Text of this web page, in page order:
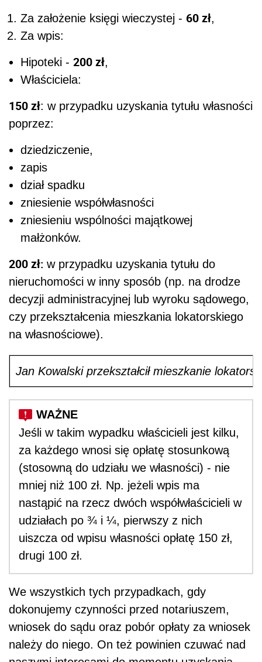
Za założenie księgi wieczystej - 60 zł,
Za wpis:
Hipoteki - 200 zł,
Właściciela:
150 zł: w przypadku uzyskania tytułu własności
poprzez:
dziedziczenie,
zapis
dział spadku
zniesienie współwłasności
zniesieniu wspólności majątkowej
małżonków.
200 zł: w przypadku uzyskania tytułu do
nieruchomości w inny sposób (np. na drodze
decyzji administracyjnej lub wyroku sądowego,
czy przekształcenia mieszkania lokatorskiego
na własnościowe).
Jan Kowalski przekształcił mieszkanie
Jeśli w takim wypadku właścicieli jest kilku,
za każdego wnosi się opłatę stosunkową
(stosowną do udziału we własności) - nie
mniej niż 100 zł. Np. jeżeli wpis ma
nastąpić na rzecz dwóch współwłaścicieli w
udziałach po ¾ i ¼, pierwszy z nich
uiszcza od wpisu własności opłatę 150 zł,
drugi 100 zł.
We wszystkich tych przypadkach, gdy
dokonujemy czynności przed notariuszem,
wniosek do sądu oraz pobór opłaty za wniosek
należy do niego. On też powinien czuwać nad